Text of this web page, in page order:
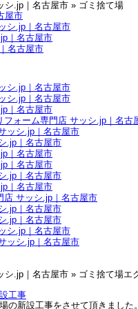
シ.jp｜名古屋市 » ゴミ捨て場
.jp｜名古屋市 » ゴミ捨て場エ
工事
の新設工事をさせて頂きました。